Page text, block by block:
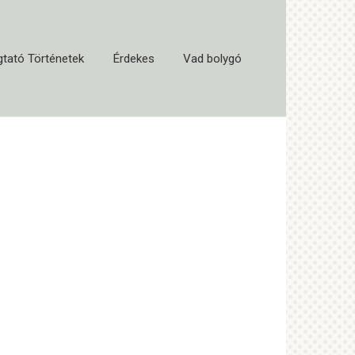
Történetek Érdekes Vad bolygó